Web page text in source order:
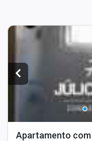
Apartamento